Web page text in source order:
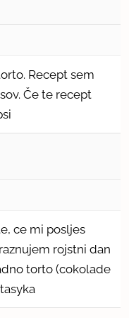
Recept sem
Če te recept
ce mi posljes
rojstni dan
torto (cokolade